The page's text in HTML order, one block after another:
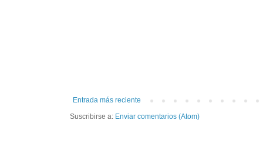
Entrada más reciente
Suscribirse a: Enviar comentarios (Atom)